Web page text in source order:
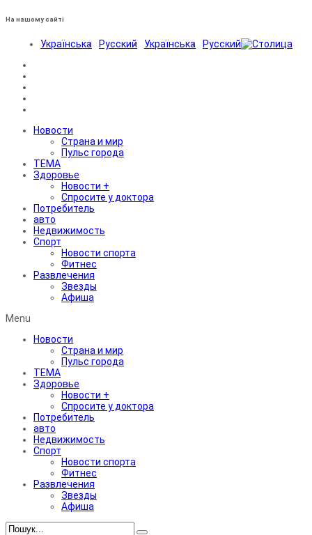
На нашому сайті
Українська Русский Українська Русский
Новости
Страна и мир
Пульс города
ТЕМА
Здоровье
Новости +
Спросите у доктора
Потребитель
авто
Недвижимость
Спорт
Новости спорта
Фитнес
Развлечения
Звезды
Афиша
Menu
Новости
Страна и мир
Пульс города
ТЕМА
Здоровье
Новости +
Спросите у доктора
Потребитель
авто
Недвижимость
Спорт
Новости спорта
Фитнес
Развлечения
Звезды
Афиша